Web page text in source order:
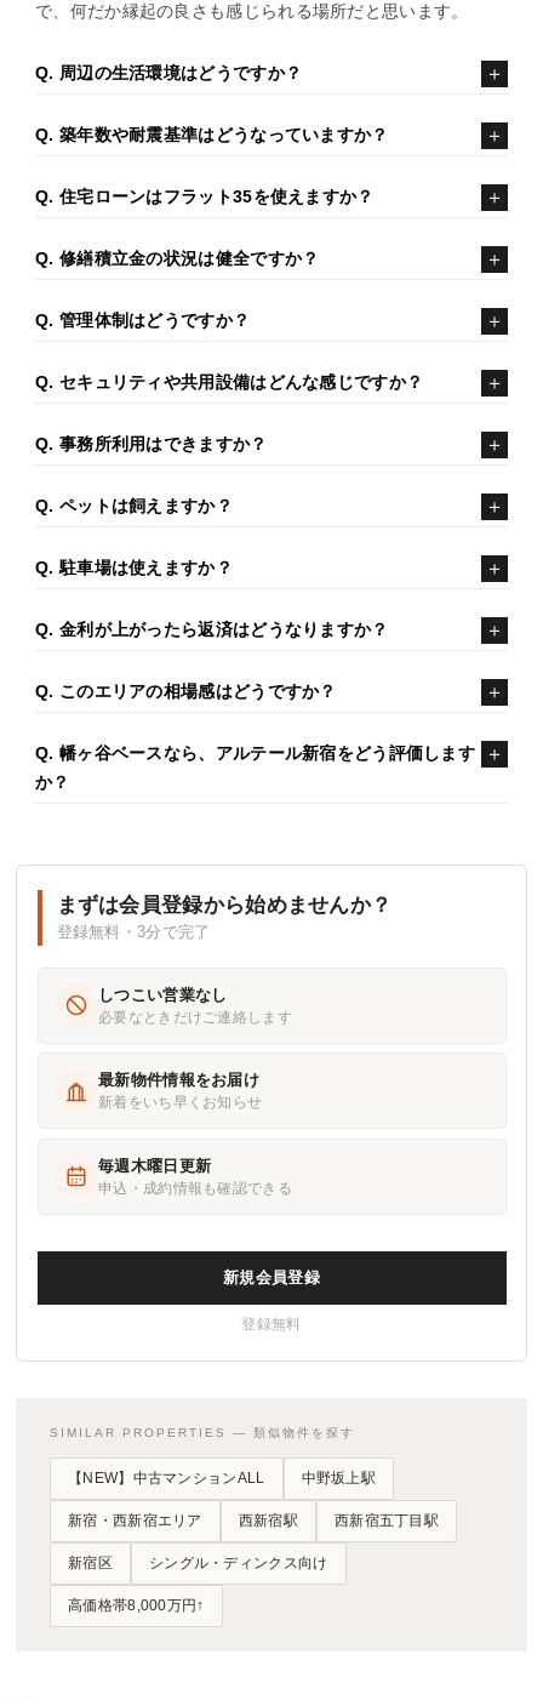
で、何だか縁起の良さも感じられる場所だと思います。
Q. 周辺の生活環境はどうですか？
Q. 築年数や耐震基準はどうなっていますか？
Q. 住宅ローンはフラット35を使えますか？
Q. 修繕積立金の状況は健全ですか？
Q. 管理体制はどうですか？
Q. セキュリティや共用設備はどんな感じですか？
Q. 事務所利用はできますか？
Q. ペットは飼えますか？
Q. 駐車場は使えますか？
Q. 金利が上がったら返済はどうなりますか？
Q. このエリアの相場感はどうですか？
Q. 幡ヶ谷ベースなら、アルテール新宿をどう評価します
か？
まずは会員登録から始めませんか？
登録無料・3分で完了
しつこい営業なし
必要なときだけご連絡します
最新物件情報をお届け
新着をいち早くお知らせ
毎週木曜日更新
申込・成約情報も確認できる
新規会員登録
登録無料
SIMILAR PROPERTIES — 類似物件を探す
【NEW】中古マンションALL 中野坂上駅
新宿・西新宿エリア 西新宿駅 西新宿五丁目駅
新宿区 シングル・ディンクス向け
高価格帯8,000万円↑